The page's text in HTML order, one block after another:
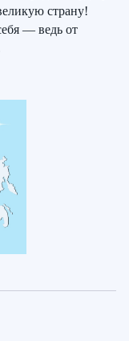
страну!
— ведь от